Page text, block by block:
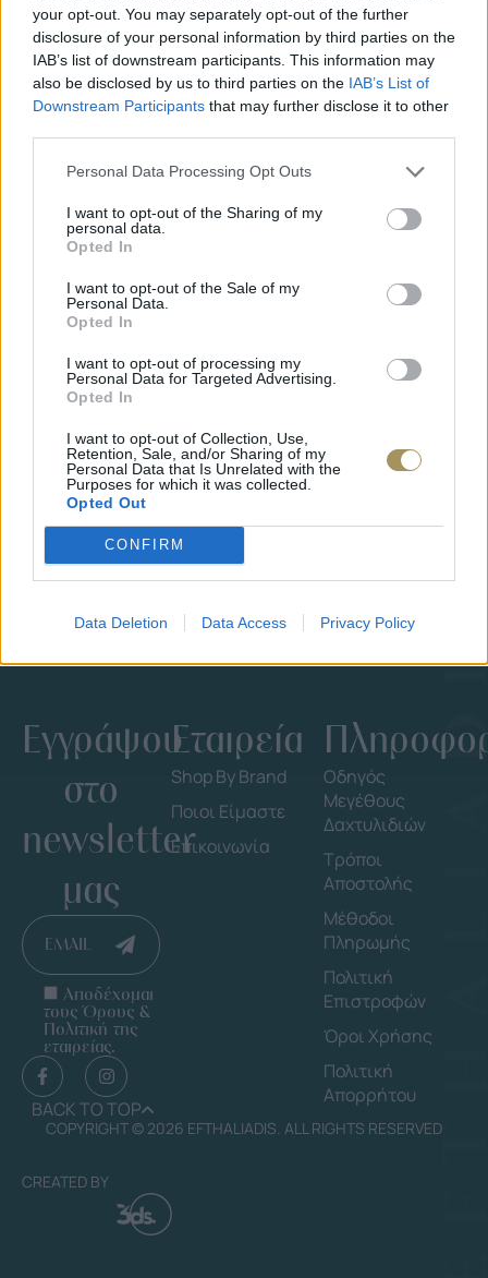
your opt-out. You may separately opt-out of the further
disclosure of your personal information by third parties on the
IAB’s list of downstream participants. This information may
also be disclosed by us to third parties on the IAB’s List of
Downstream Participants that may further disclose it to other
Personal Data Processing Opt Outs
I want to opt-out of the Sharing of my
personal data.
Opted In
I want to opt-out of the Sale of my
Personal Data.
Opted In
I want to opt-out of processing my
Personal Data for Targeted Advertising.
Opted In
I want to opt-out of Collection, Use,
Retention, Sale, and/or Sharing of my
Personal Data that Is Unrelated with the
Purposes for which it was collected.
Opted Out
CONFIRM
Data Deletion Data Access Privacy Policy
-10%
JCOU ARIA JU19087-2
134
Εγγράψου
στο
newsletter
μας
EMAIL
Αποδέχομαι
τους Όρους &
Πολιτική της
εταιρείας.
BACK TO TOP
Εταιρεία
Shop By Brand
Ποιοι Είμαστε
Επικοινωνία
Οδηγός
Μεγέθους
Δαχτυλιδιών
Τρόποι
Αποστολής
Μέθοδοι
Πληρωμής
Πολιτική
Επιστροφών
Όροι Χρήσης
Πολιτική
Απορρήτου
COPYRIGHT © 2026 EFTHALIADIS. ALL RIGHTS RESERVED
CREATED BY